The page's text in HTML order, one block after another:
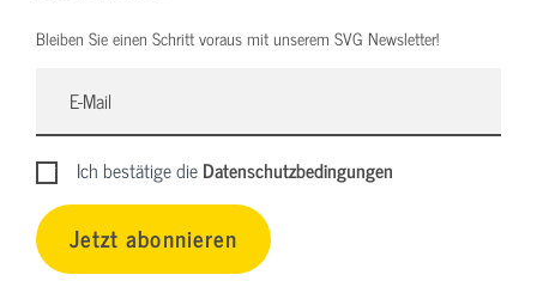
Bleiben Sie einen Schritt voraus mit unserem SVG Newsletter!
Ich bestätige dieDatenschutzbedingungen
Jetzt abonnieren